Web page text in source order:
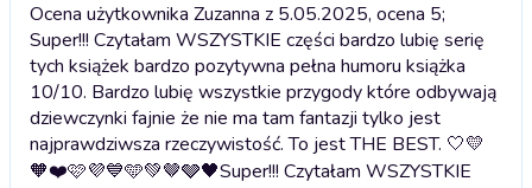
Ocena użytkownika Zuzanna z 5.05.2025, ocena 5;
Super!!! Czytałam WSZYSTKIE części bardzo lubię serię
tych książek bardzo pozytywna pełna humoru książka
10/10. Bardzo lubię wszystkie przygody które odbywają
dziewczynki fajnie że nie ma tam fantazji tylko jest
najprawdziwsza rzeczywistość. To jest THE BEST. 🤍💛
🧡❤️🩷💜💙🩵💚🤎🩶🖤Super!!! Czytałam WSZYSTKIE